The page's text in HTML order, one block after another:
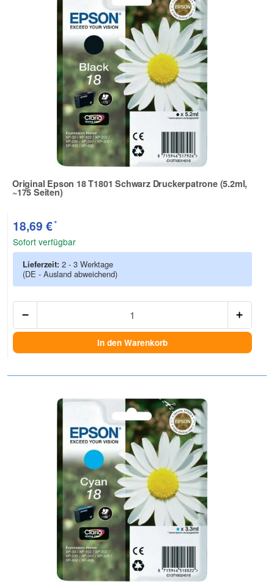
Original Epson 18 T1801 Schwarz Druckerpatrone (5.2ml,
~175 Seiten)
Zur Artikelbewertung
18,69 €*
Sofort verfügbar
Lieferzeit: 2 - 3 Werktage
(DE - Ausland abweichend)
In den Warenkorb